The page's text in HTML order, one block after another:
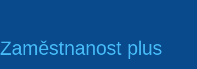
Zaměstnanost plus